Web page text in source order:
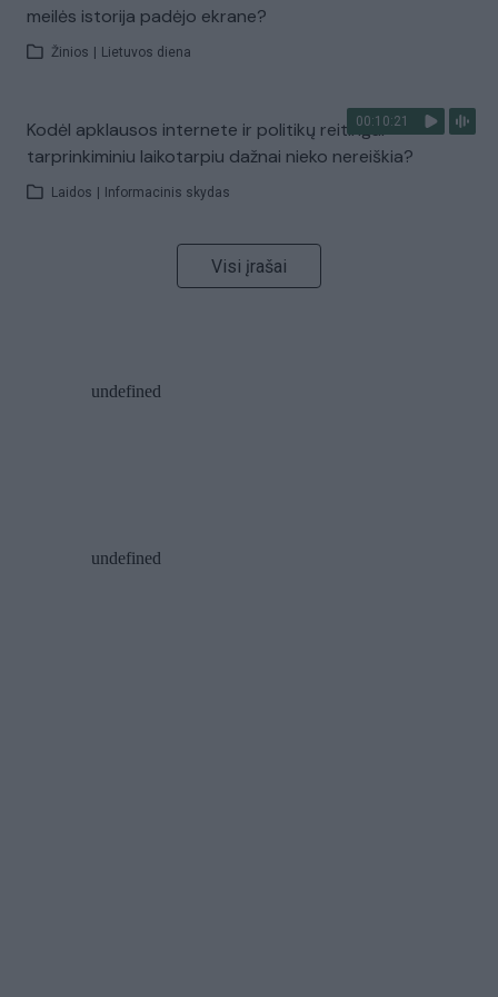
meilės istorija padėjo ekrane?
Žinios Lietuvos diena
00:10:21
Kodėl apklausos internete ir politikų reitingai
tarprinkiminiu laikotarpiu dažnai nieko nereiškia?
Laidos Informacinis skydas
Visi įrašai